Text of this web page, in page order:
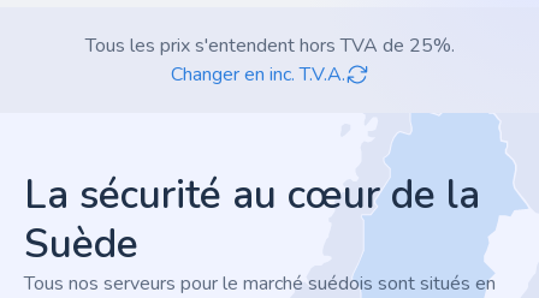
Tous les prix s'entendent hors TVA de 25%.
Changer en inc. T.V.A.
La sécurité au cœur de la
Suède
Tous nos serveurs pour le marché suédois sont situés en